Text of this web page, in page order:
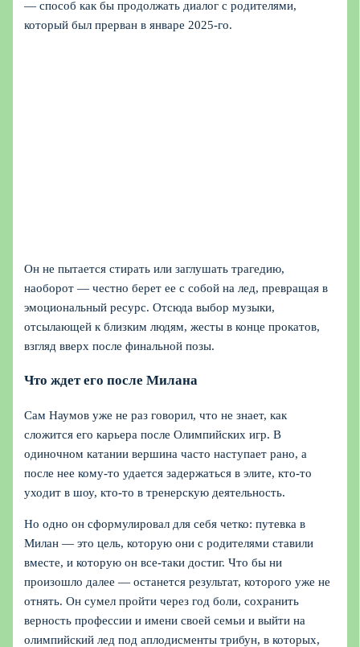
— способ как бы продолжать диалог с родителями,
который был прерван в январе 2025‑го.
Он не пытается стирать или заглушать трагедию,
наоборот — честно берет ее с собой на лед, превращая в
эмоциональный ресурс. Отсюда выбор музыки,
отсылающей к близким людям, жесты в конце прокатов,
взгляд вверх после финальной позы.
Что ждет его после Милана
Сам Наумов уже не раз говорил, что не знает, как
сложится его карьера после Олимпийских игр. В
одиночном катании вершина часто наступает рано, а
после нее кому-то удается задержаться в элите, кто-то
уходит в шоу, кто-то в тренерскую деятельность.
Но одно он сформулировал для себя четко: путевка в
Милан — это цель, которую они с родителями ставили
вместе, и которую он все-таки достиг. Что бы ни
произошло далее — останется результат, которого уже не
отнять. Он сумел пройти через год боли, сохранить
верность профессии и имени своей семьи и выйти на
олимпийский лед под аплодисменты трибун, в которых,